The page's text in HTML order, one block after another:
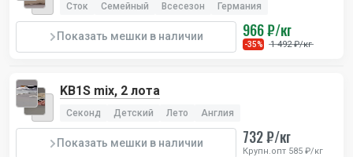
Сток Семейный Всесезон Германия
Показать мешки в наличии 966 ₽/кг
-35% 1 492 ₽/кг
KB1S mix, 2 лота
Секонд Детский Лето Англия
Показать мешки в наличии 732 ₽/кг
Крупн.опт 585 ₽/кг